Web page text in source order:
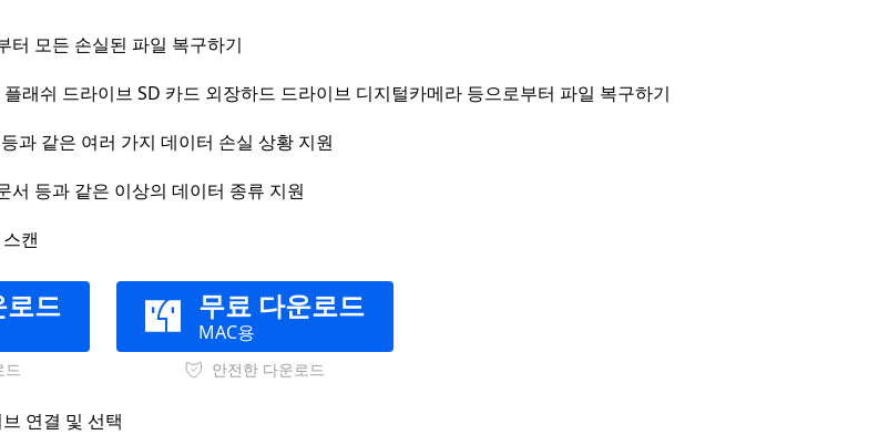
터 모든 손실된 파일 복구하기
래쉬 드라이브 SD 카드 외장하드 드라이브 디지털카메라 등으로부터 파일 복구하기
과 같은 여러 가지 데이터 손실 상황 지원
서 등과 같은 이상의 데이터 종류 지원
캔
로드
드
무료 다운로드
MAC용
안전한 다운로드
연결 및 선택